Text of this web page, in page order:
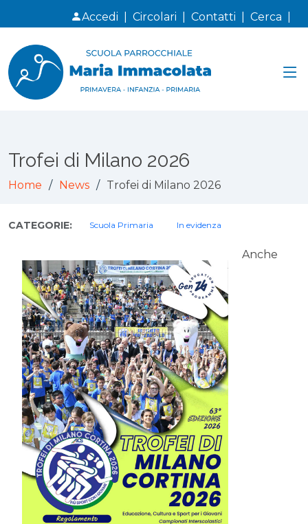
Accedi Circolari Contatti Cerca
Trofei di Milano 2026
Home News Trofei di Milano 2026
CATEGORIE: Scuola Primaria In evidenza
Anche